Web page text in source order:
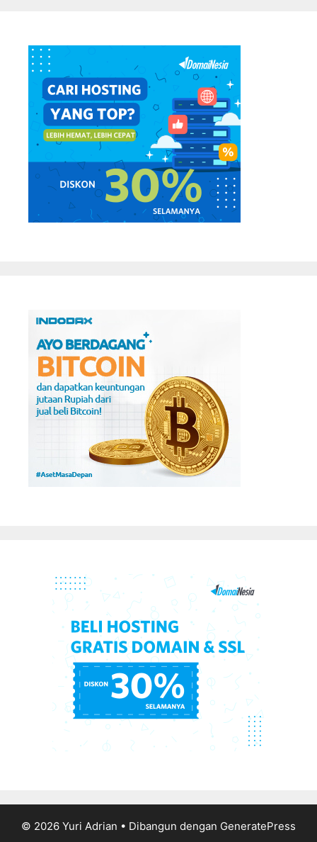
© 2026 Yuri Adrian • Dibangun dengan GeneratePress